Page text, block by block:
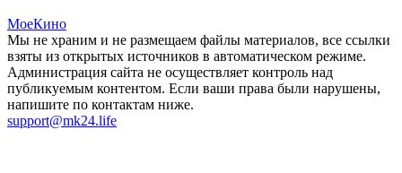
МоеКино
Мы не храним и не размещаем файлы материалов, все ссылки
взяты из открытых источников в автоматическом режиме.
Администрация сайта не осуществляет контроль над
публикуемым контентом. Если ваши права были нарушены,
напишите по контактам ниже.
support@mk24.life